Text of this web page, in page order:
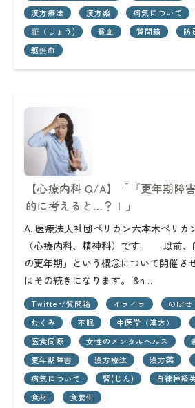
漢方療法
漢方薬 病気について
証（しょう)
貧血 質問箱
防
駆瘀血
【心療内科 Q/A】「『更年期障
的に考えると…？Ⅰ」
A. 医療法人社団ペリカン六本木ペリカ
（心療内科、精神科）です。 以前、
の更年期」という概念について開催さ
はその続きになります。 &n …
Twitter/質問箱 イライラ のぼせ
むくみ
不眠 中医学（漢方）
医食同源
女性のメンタルヘルス
更年期障害
漢方療法 漢方薬
病気について
腎(じん) 自律神経
食材
食養生